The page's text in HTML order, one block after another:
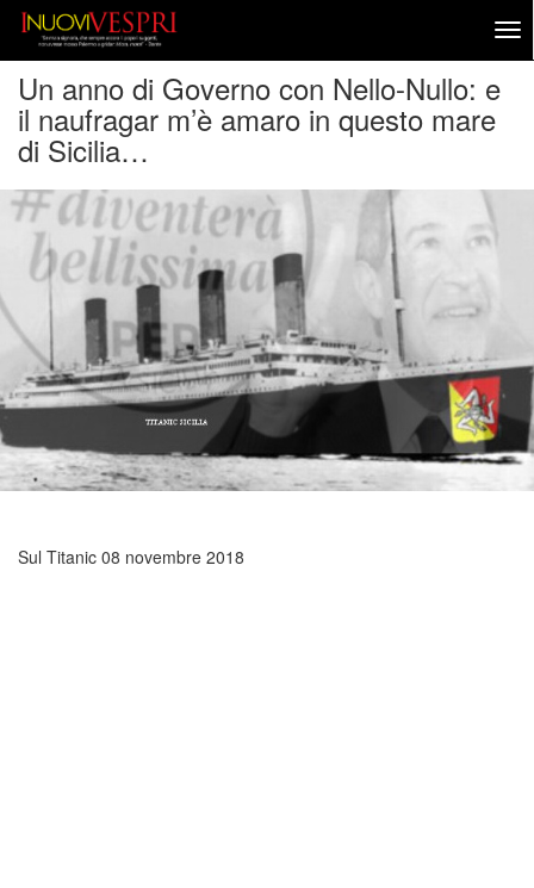
Un anno di Governo con Nello-Nullo: e
il naufragar m’è amaro in questo mare
di Sicilia…
Sul Titanic 08 novembre 2018